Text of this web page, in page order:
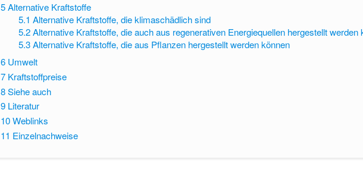
5Alternative Kraftstoffe
5.1 Alternative Kraftstoffe, die klimaschädlich sind
5.2 Alternative Kraftstoffe, die auch aus regenerativen Energiequellen hergestellt werden
5.3 Alternative Kraftstoffe, die aus Pflanzen hergestellt werden können
6 Umwelt
7 Kraftstoffpreise
8Siehe auch
9 Literatur
10Weblinks
11 Einzelnachweise